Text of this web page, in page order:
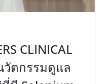
CLINICAL
วัตกรรมดูแล